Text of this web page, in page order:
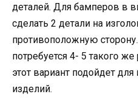
деталей. Для бамперов в
сделать 2 детали на
противоположную
потребуется 4- 5 такого
этот вариант подойдет
изделий.